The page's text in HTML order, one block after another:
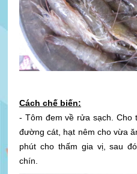
Cách chế biến:
- Tôm đem về rửa sạch. Cho
đường cát, hạt nêm cho vừa
phút cho thấm gia vị, sau
chín.